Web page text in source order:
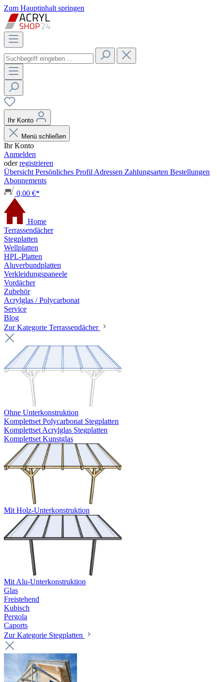
Zum Hauptinhalt springen
Ihr Konto
Menü schließen
Ihr Konto
Anmelden
oderregistrieren
Übersicht Persönliches Profil Adressen Zahlungsarten Bestellungen
Abonnements
0,00 €*
Home
Terrassendächer
Stegplatten
Wellplatten
HPL-Platten
Aluverbundplatten
Verkleidungspaneele
Vordächer
Zubehör
Acrylglas / Polycarbonat
Service
Blog
Zur Kategorie Terrassendächer
Ohne Unterkonstruktion
Komplettset Polycarbonat Stegplatten
Komplettset Acrylglas Stegplatten
Komplettset Kunstglas
Mit Holz-Unterkonstruktion
Mit Alu-Unterkonstruktion
Glas
Freistehend
Kubisch
Pergola
Caports
Zur Kategorie Stegplatten